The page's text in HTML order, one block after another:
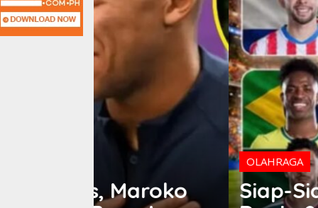
OLAHRAGA
Siap-Siap